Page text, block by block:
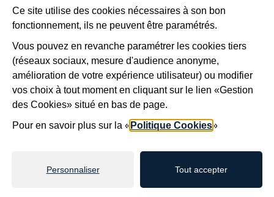
Ce site utilise des cookies nécessaires à son bon
fonctionnement, ils ne peuvent être paramétrés.
Vous pouvez en revanche paramétrer les cookies tiers
(réseaux sociaux, mesure d'audience anonyme,
amélioration de votre expérience utilisateur) ou modifier
vos choix à tout moment en cliquant sur le lien «Gestion
des Cookies» situé en bas de page.
Pour en savoir plus sur la « Politique Cookies»
Personnaliser Tout accepter
Sécurité anti-robot
À des fins de sécurité, veuillez sélectionner les3
derniers caractèresde la série.
F 3 N 2 E